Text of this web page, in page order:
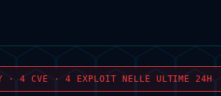
4 CVE · 4 EXPLOIT NELLE ULTIME 24H